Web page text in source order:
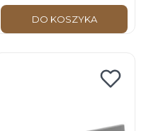
DO KOSZYKA